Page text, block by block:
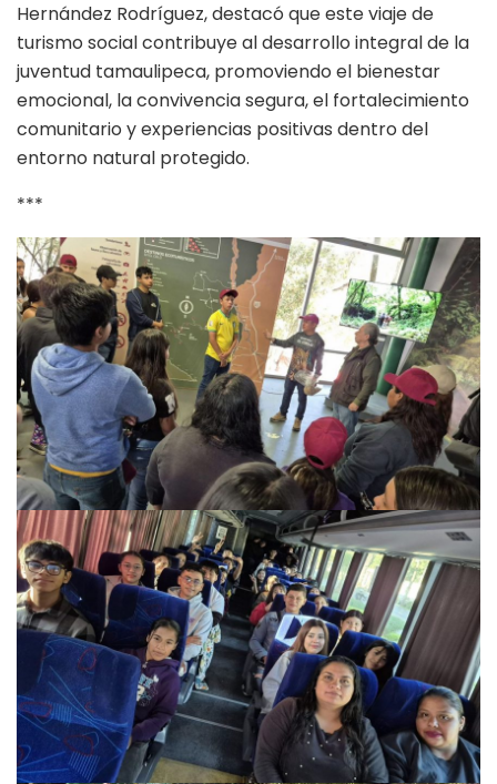
Hernández Rodríguez, destacó que este viaje de
turismo social contribuye al desarrollo integral de la
juventud tamaulipeca, promoviendo el bienestar
emocional, la convivencia segura, el fortalecimiento
comunitario y experiencias positivas dentro del
entorno natural protegido.
***